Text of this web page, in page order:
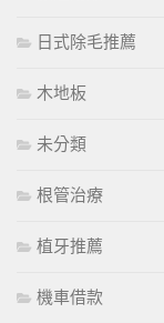
日式除毛推薦
木地板
未分類
根管治療
植牙推薦
機車借款